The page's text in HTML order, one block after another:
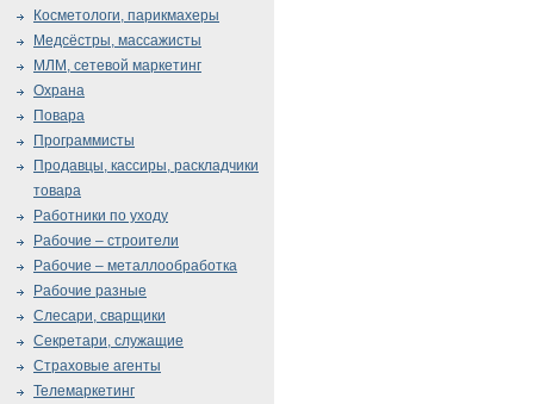
Косметологи, парикмахеры
Медсёстры, массажисты
МЛМ, сетевой маркетинг
Охрана
Повара
Программисты
Продавцы, кассиры, раскладчики
товара
Работники по уходу
Рабочие – строители
Рабочие – металлообработка
Рабочие разные
Слесари, сварщики
Секретари, служащие
Страховые агенты
Телемаркетинг